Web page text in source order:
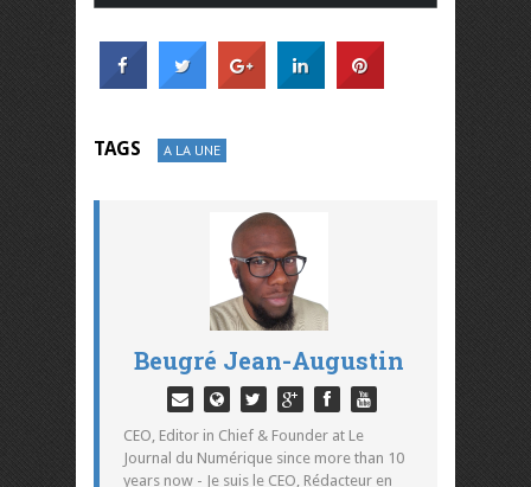
TAGS A LA UNE
Beugré Jean-Augustin
CEO, Editor in Chief & Founder at Le
Journal du Numérique since more than 10
years now - Je suis le CEO, Rédacteur en